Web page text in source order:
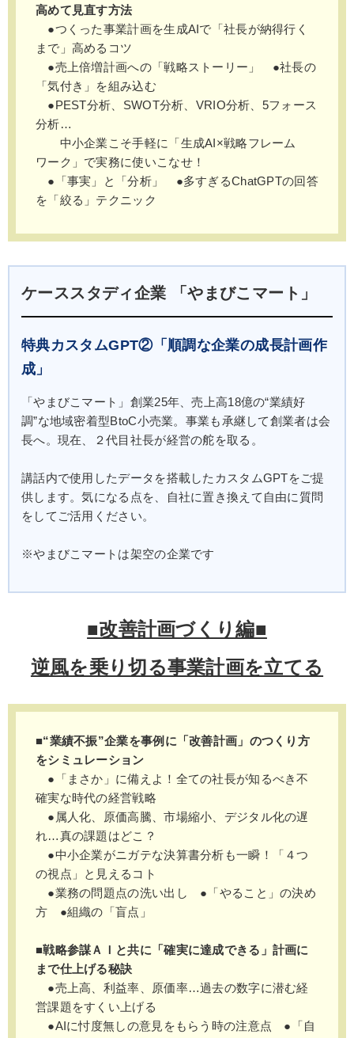
高めて見直す方法
●つくった事業計画を生成AIで「社長が納得行く
まで」高めるコツ
●売上倍増計画への「戦略ストーリー」 ●社長の
「気付き」を組み込む
●PEST分析、SWOT分析、VRIO分析、5フォース
分析…
中小企業こそ手軽に「生成AI×戦略フレーム
ワーク」で実務に使いこなせ！
●「事実」と「分析」 ●多すぎるChatGPTの回答
を「絞る」テクニック
ケーススタディ企業 「やまびこマート」
特典カスタムGPT②「順調な企業の成長計画作
成」
「やまびこマート」創業25年、売上高18億の“業績好
調”な地域密着型BtoC小売業。事業も承継して創業者は会
長へ。現在、２代目社長が経営の舵を取る。
講話内で使用したデータを搭載したカスタムGPTをご提
供します。気になる点を、自社に置き換えて自由に質問
をしてご活用ください。
※やまびこマートは架空の企業です
■改善計画づくり編■
逆風を乗り切る事業計画を立てる
■“業績不振”企業を事例に「改善計画」のつくり方
をシミュレーション
●「まさか」に備えよ！全ての社長が知るべき不
確実な時代の経営戦略
●属人化、原価高騰、市場縮小、デジタル化の遅
れ…真の課題はどこ？
●中小企業がニガテな決算書分析も一瞬！「４つ
の視点」と見えるコト
●業務の問題点の洗い出し ●「やること」の決め
方 ●組織の「盲点」
■戦略参謀ＡＩと共に「確実に達成できる」計画に
まで仕上げる秘訣
●売上高、利益率、原価率…過去の数字に潜む経
営課題をすくい上げる
●AIに忖度無しの意見をもらう時の注意点 ●「自